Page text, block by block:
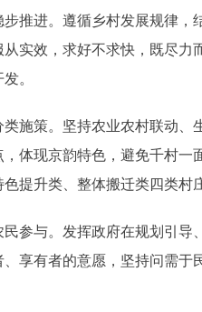
。遵循乡村发展规律，结
实效，求好不求快，既尽
。
。坚持农业农村联动、生
体现京韵特色，避免千村
提升类、整体搬迁类四类村
。发挥政府在规划引导、
、享有者的意愿，坚持问需